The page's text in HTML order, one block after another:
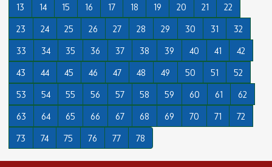
13
14 15 16 17 18 19 20 21
22
23
24 25 26 27 28 29 30 31
32
33
34 35 36 37 38 39 40 41
42
43
44 45 46 47 48 49 50 51
52
53
54 55 56 57 58 59 60 61
62
63
64 65 66 67 68 69 70 71
72
73
74 75 76 77 78